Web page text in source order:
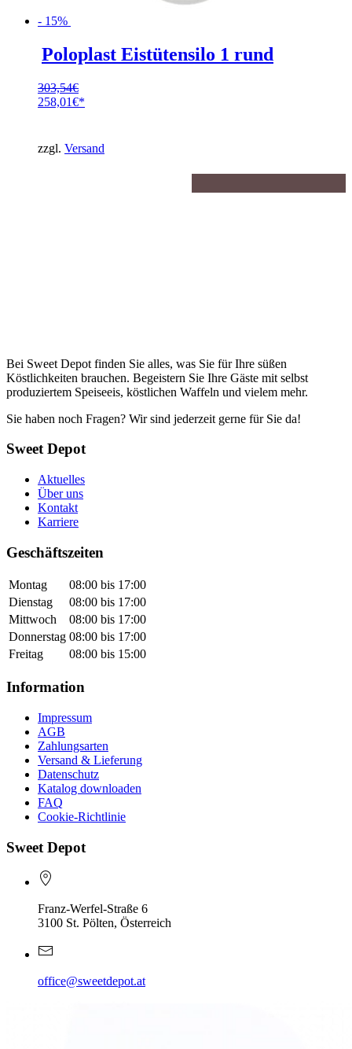
- 15%
Poloplast Eistütensilo 1 rund
303,54€
Ursprünglicher
303,54€
258,01€
ist:
258,01€.
zzgl. Versand
Bei Sweet Depot finden Sie alles, was Sie für Ihre süßen
Köstlichkeiten brauchen. Begeistern Sie Ihre Gäste mit selbst
produziertem Speiseeis, köstlichen Waffeln und vielem mehr.
Sie haben noch Fragen? Wir sind jederzeit gerne für Sie da!
Sweet Depot
Aktuelles
Über uns
Kontakt
Karriere
Geschäftszeiten
Montag
08:00 bis 17:00
Dienstag
08:00 bis 17:00
Mittwoch
08:00 bis 17:00
Donnerstag 08:00 bis 17:00
Freitag
08:00 bis 15:00
Information
Impressum
AGB
Zahlungsarten
Versand & Lieferung
Datenschutz
Katalog downloaden
FAQ
Cookie-Richtlinie
Sweet Depot
Franz-Werfel-Straße 6
3100 St. Pölten, Österreich
office@sweetdepot.at